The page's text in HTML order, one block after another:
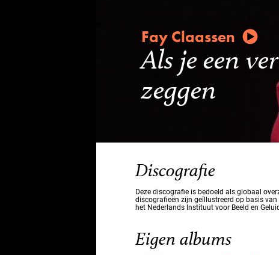
Fay Claassen
Als je een
zeggen
Discografie
Deze discografie is bedoeld als globaal
discografieën zijn geïllustreerd op basis
het Nederlands Instituut voor Beeld en
Eigen albums